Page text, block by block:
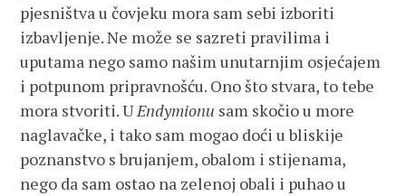
pjesništva u čovjeku mora sam sebi izboriti
izbavljenje. Ne može se sazreti pravilima i
uputama nego samo našim unutarnjim osjećajem
i potpunom pripravnošću. Ono što stvara, to tebe
mora stvoriti. UEndymionu sam skočio u more
naglavačke, i tako sam mogao doći u bliskije
poznanstvo s brujanjem, obalom i stijenama,
nego da sam ostao na zelenoj obali i puhao u